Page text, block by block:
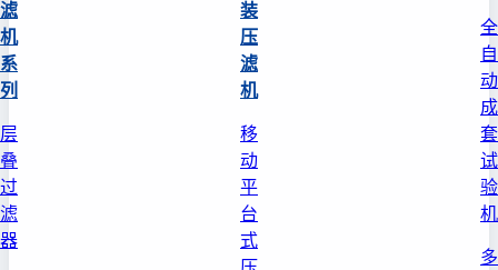
滤
机
系
列
层
叠
过
滤
器
装
压
滤
机
移
动
平
台
式
全
自
动
成
套
试
验
机
多